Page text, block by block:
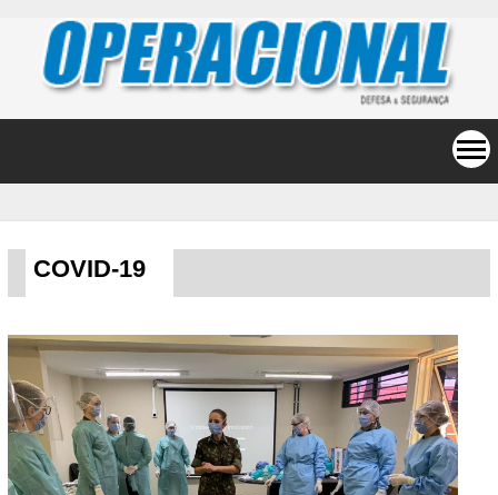
COVID-19